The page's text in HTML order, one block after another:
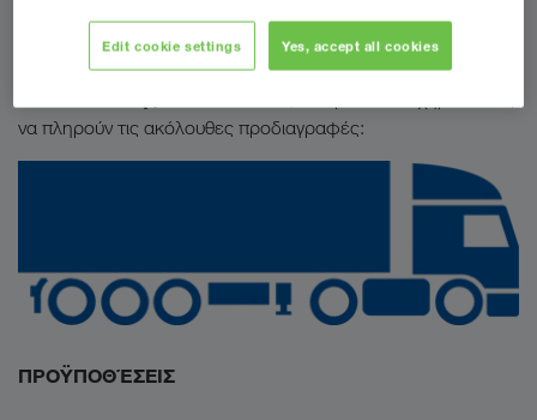
με φορτηγά
Για να μπορούμε να σας συμπεριλάβουμεως συνεργάτη
να πληρούν τις ακόλουθες προδιαγραφές:
ΠΡΟΫΠΟΘΈΣΕΙΣ
Edit cookie settings Yes, accept all cookies